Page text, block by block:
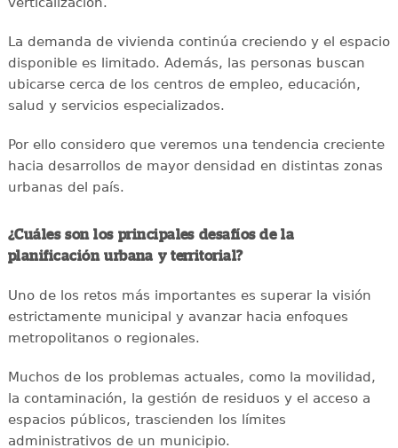
La demanda de vivienda continúa creciendo y el espacio
disponible es limitado. Además, las personas buscan
ubicarse cerca de los centros de empleo, educación,
salud y servicios especializados.
Por ello considero que veremos una tendencia creciente
hacia desarrollos de mayor densidad en distintas zonas
urbanas del país.
¿Cuáles son los principales desafíos de la
planificación urbana y territorial?
Uno de los retos más importantes es superar la visión
estrictamente municipal y avanzar hacia enfoques
metropolitanos o regionales.
Muchos de los problemas actuales, como la movilidad,
la contaminación, la gestión de residuos y el acceso a
espacios públicos, trascienden los límites
administrativos de un municipio.